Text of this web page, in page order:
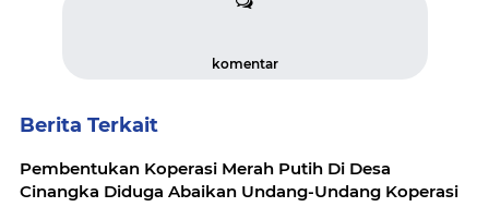
komentar
Berita Terkait
Pembentukan Koperasi Merah Putih Di Desa
Cinangka Diduga Abaikan Undang-Undang Koperasi